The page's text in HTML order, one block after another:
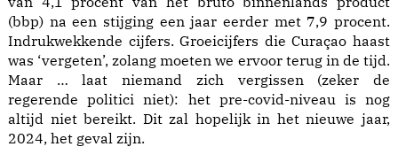
(bbp) na een stijging een jaar eerder met 7,9 procent.
Indrukwekkende cijfers. Groeicijfers die Curaçao haast
was ‘vergeten’, zolang moeten we ervoor terug in de tijd.
Maar … laat niemand zich vergissen (zeker de
regerende politici niet): het pre-covid-niveau is nog
altijd niet bereikt. Dit zal hopelijk in het nieuwe jaar,
2024, het geval zijn.